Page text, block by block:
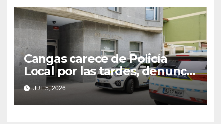
Cangas carece de Policía
Local por las tardes, denuncia
el PP
JUL 5, 2026